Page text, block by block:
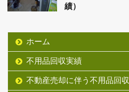
績）
ホーム
不用品回収実績
不動産売却に伴う不用品回収